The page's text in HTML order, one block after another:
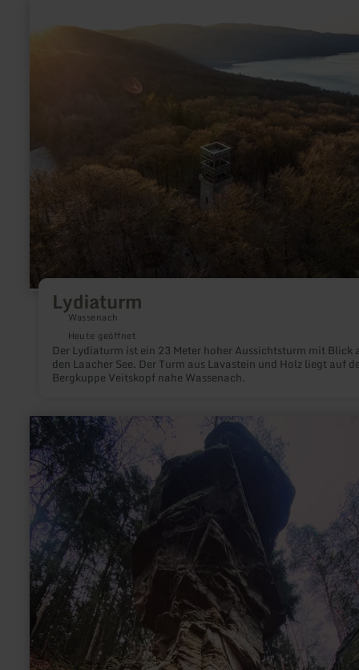
Lydiaturm
Wassenach
Heute geöffnet
Der Lydiaturm ist ein 23 Meter hoher Aussichtsturm mit Blick
den Laacher See. Der Turm aus Lavastein und Holz liegt auf
Bergkuppe Veitskopf nahe Wassenach.
mehr
erfahren
zu:
Predigtstuhl